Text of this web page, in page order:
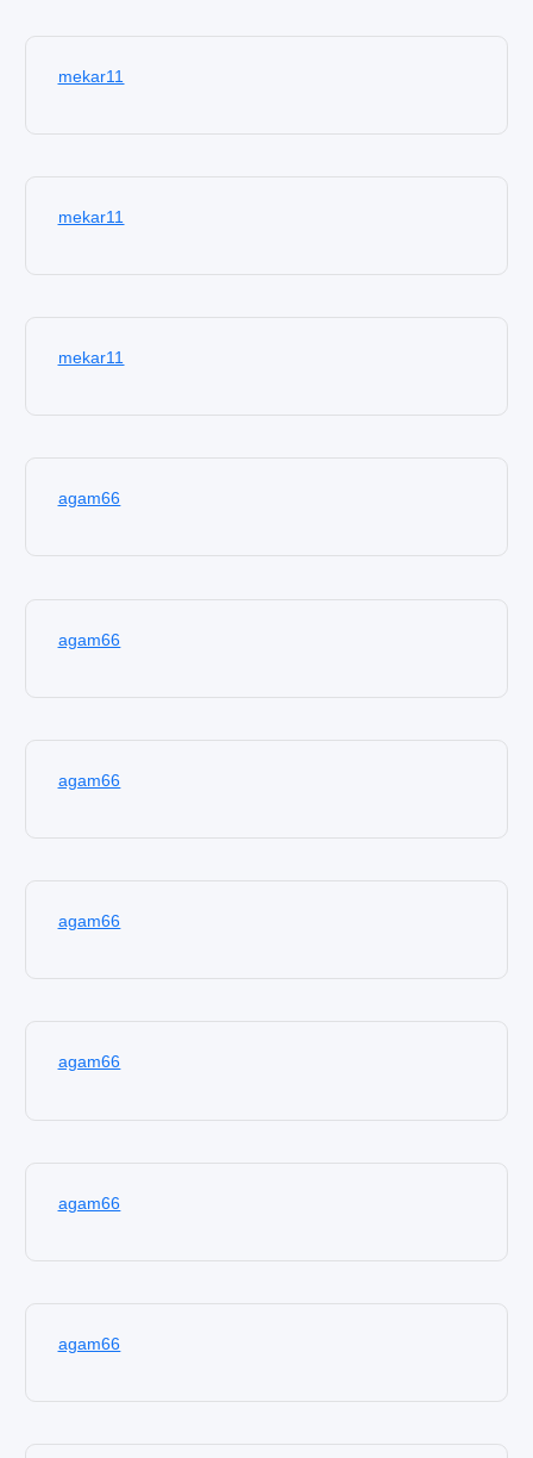
mekar11
mekar11
mekar11
agam66
agam66
agam66
agam66
agam66
agam66
agam66